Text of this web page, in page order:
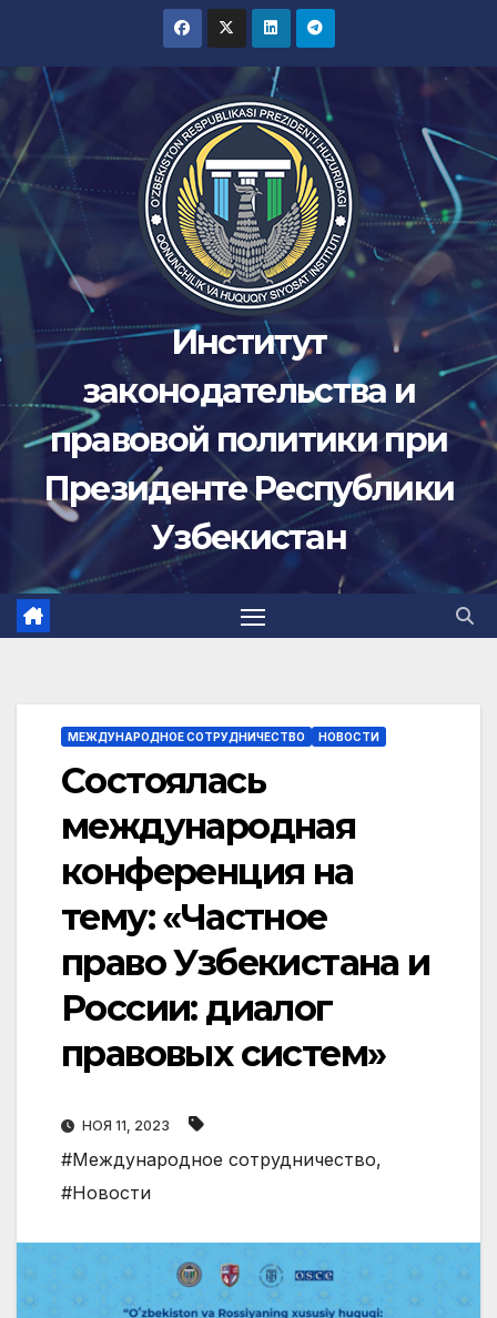
содержимому
Институт
законодательства и
правовой политики при
Президенте Республики
Узбекистан
МЕЖДУНАРОДНОЕ СОТРУДНИЧЕСТВО НОВОСТИ
Cостоялась
международная
конференция на
тему: «Частное
право Узбекистана и
России: диалог
правовых систем»
НОЯ 11, 2023
#Международное сотрудничество,
#Новости